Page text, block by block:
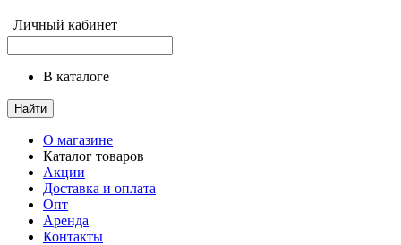
Личный кабинет
в каталоге
Найти
О магазине
Каталог товаров
Акции
Доставка и оплата
Опт
Аренда
Контакты